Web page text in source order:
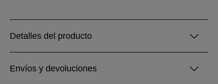
Detalles del producto
Envíos y devoluciones